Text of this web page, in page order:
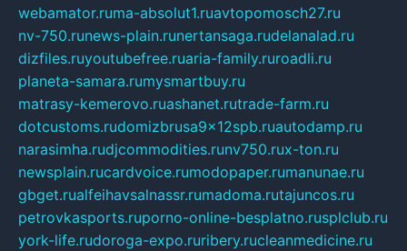
webamator.ruma-absolut1.ruavtopomosch27.ru
nv-750.runews-plain.runertansaga.rudelanalad.ru
dizfiles.ruyoutubefree.ruaria-family.ruroadli.ru
planeta-samara.rumysmartbuy.ru
matrasy-kemerovo.ruashanet.rutrade-farm.ru
dotcustoms.rudomizbrusa9x12spb.ruautodamp.ru
narasimha.rudjcommodities.runv750.rux-ton.ru
newsplain.rucardvoice.rumodopaper.rumanunae.ru
gbget.rualfeihavsalnassr.rumadoma.rutajuncos.ru
petrovkasports.ruporno-online-besplatno.rusplclub.ru
york-life.rudoroga-expo.ruribery.rucleanmedicine.ru